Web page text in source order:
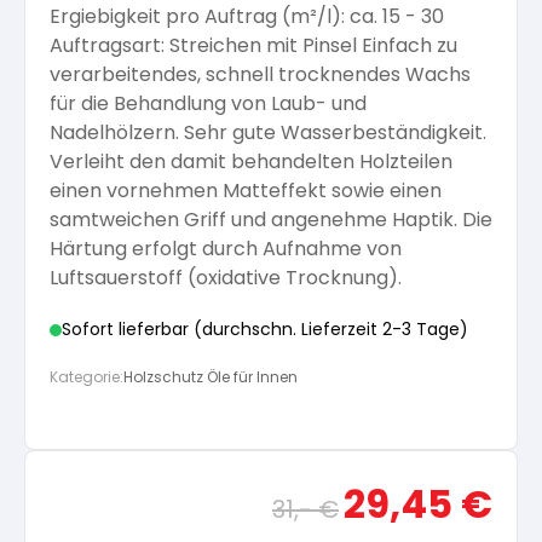
Öle für Außen
Pflege und Reinigung
Versiegelung für Beton
Pflege
Kalkfarben
Anti Schimmelfarbe
Isolierfarben
Spezialfarben
Silikatfarben
Pflege und Reinigung
Spezialprodukte
Arbeitshandschuhe
Dichtmassen
Farbwalzen
Pinsel und Bürsten
Schleifmittel
Ergiebigkeit pro Auftrag (m²/l): ca. 15 - 30
Auftragsart: Streichen mit Pinsel Einfach zu
verarbeitendes, schnell trocknendes Wachs
für die Behandlung von Laub- und
Nadelhölzern. Sehr gute Wasserbeständigkeit.
Verleiht den damit behandelten Holzteilen
einen vornehmen Matteffekt sowie einen
samtweichen Griff und angenehme Haptik. Die
Härtung erfolgt durch Aufnahme von
Luftsauerstoff (oxidative Trocknung).
Sofort lieferbar (durchschn. Lieferzeit 2-3 Tage)
Kategorie:Holzschutz Öle für Innen
31,-€
Ursprünglicher
Preis
29,45 €